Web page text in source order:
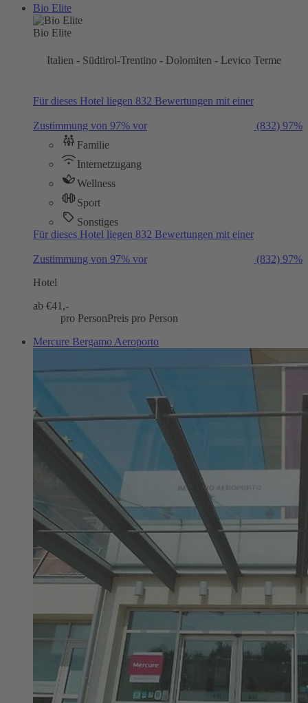
Bio Elite
Bio Elite
Italien - Südtirol-Trentino - Dolomiten - Levico Terme
Für dieses Hotel liegen 832 Bewertungen mit einer
Zustimmung von 97% vor (832) 97%
Familie
Internetzugang
Wellness
Sport
Sonstiges
Für dieses Hotel liegen 832 Bewertungen mit einer
Zustimmung von 97% vor (832) 97%
Hotel
ab €41,-
pro PersonPreis pro Person
Mercure Bergamo Aeroporto